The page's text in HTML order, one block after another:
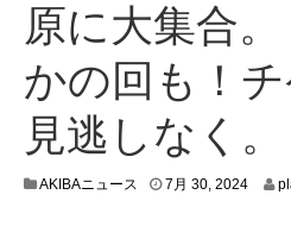
原に大集合
かの回も！
見逃しなく。
AKIBAニュース 7月 30, 20247